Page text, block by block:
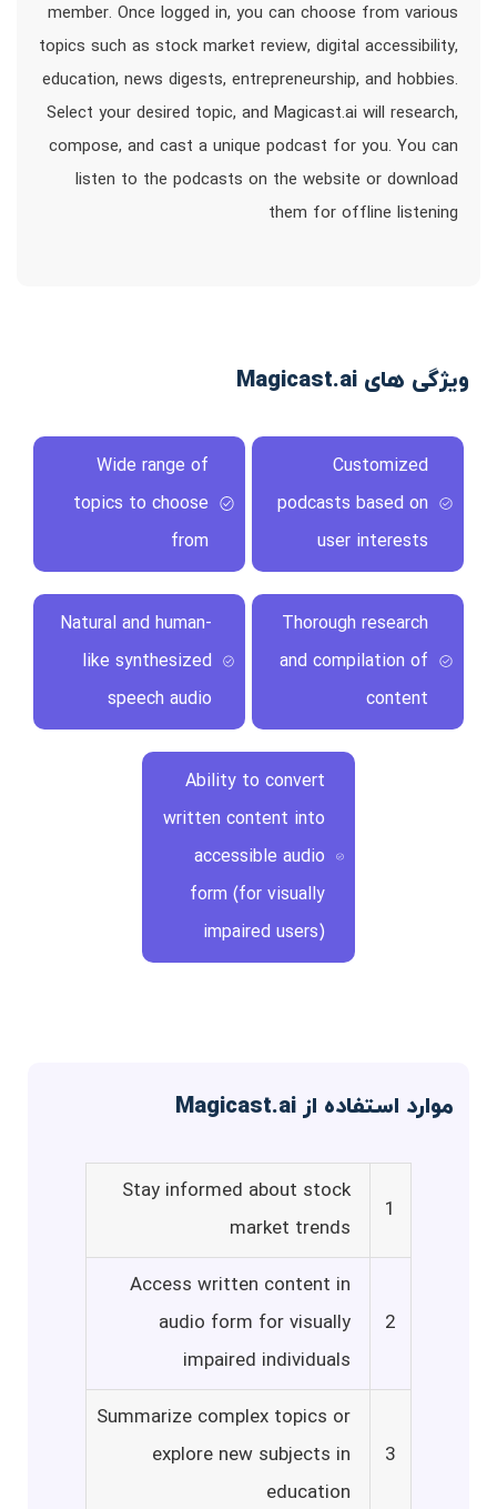
member. Once logged in, you can choose from various
topics such as stock market review, digital accessibility,
education, news digests, entrepreneurship, and hobbies.
Select your desired topic, and Magicast.ai will research,
compose, and cast a unique podcast for you. You can
listen to the podcasts on the website or download
them for offline listening
ویژگی های Magicast.ai
Customized
podcasts based on
user interests
Wide range of
topics to choose
from
Thorough research
and compilation of
content
Natural and human-
like synthesized
speech audio
Ability to convert
written content into
accessible audio
form (for visually
impaired users)
موارد استفاده از Magicast.ai
1
Stay informed about stock
market trends
2
Access written content in
audio form for visually
impaired individuals
3
Summarize complex topics or
explore new subjects in
education